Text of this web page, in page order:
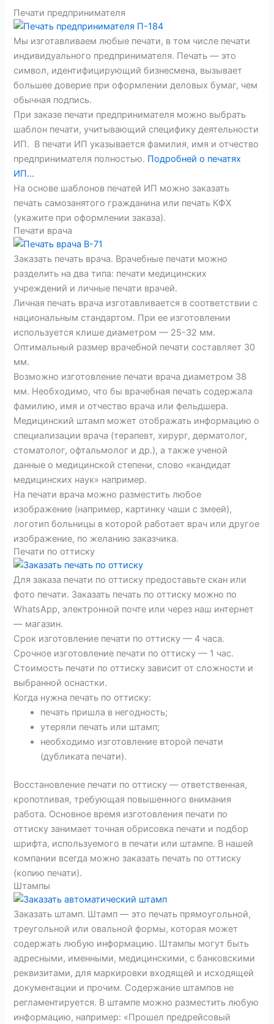
Печати предпринимателя
Мы изготавливаем любые печати, в том числе печати
индивидуального предпринимателя. Печать — это
символ, идентифицирующий бизнесмена, вызывает
большее доверие при оформлении деловых бумаг, чем
обычная подпись.
При заказе печати предпринимателя можно выбрать
шаблон печати, учитывающий специфику деятельности
ИП. В печати ИП указывается фамилия, имя и отчество
предпринимателя полностью. Подробней о печатях
ИП…
На основе шаблонов печатей ИП можно заказать
печать самозанятого гражданина или печать КФХ
(укажите при оформлении заказа).
Печати врача
Заказать печать врача. Врачебные печати можно
разделить на два типа: печати медицинских
учреждений и личные печати врачей.
Личная печать врача изготавливается в соответствии с
национальным стандартом. При ее изготовлении
используется клише диаметром — 25-32 мм.
Оптимальный размер врачебной печати составляет 30
мм.
Возможно изготовление печати врача диаметром 38
мм. Необходимо, что бы врачебная печать содержала
фамилию, имя и отчество врача или фельдшера.
Медицинский штамп может отображать информацию о
специализации врача (терапевт, хирург, дерматолог,
стоматолог, офтальмолог и др.), а также ученой
данные о медицинской степени, слово «кандидат
медицинских наук» например.
На печати врача можно разместить любое
изображение (например, картинку чаши с змеей),
логотип больницы в которой работает врач или другое
изображение, по желанию заказчика.
Печати по оттиску
Для заказа печати по оттиску предоставьте скан или
фото печати. Заказать печать по оттиску можно по
WhatsApp, электронной почте или через наш интернет
— магазин.
Срок изготовление печати по оттиску — 4 часа.
Срочное изготовление печати по оттиску — 1 час.
Стоимость печати по оттиску зависит от сложности и
выбранной оснастки.
Когда нужна печать по оттиску:
печать пришла в негодность;
утеряли печать или штамп;
необходимо изготовление второй печати
(дубликата печати).
Восстановление печати по оттиску — ответственная,
кропотливая, требующая повышенного внимания
работа. Основное время изготовления печати по
оттиску занимает точная обрисовка печати и подбор
шрифта, используемого в печати или штампе. В нашей
компании всегда можно заказать печать по оттиску
(копию печати).
Штампы
Заказать штамп. Штамп — это печать прямоугольной,
треугольной или овальной формы, которая может
содержать любую информацию. Штампы могут быть
адресными, именными, медицинскими, с банковскими
реквизитами, для маркировки входящей и исходящей
документации и прочим. Содержание штампов не
регламентируется. В штампе можно разместить любую
информацию, например: «Прошел предрейсовый